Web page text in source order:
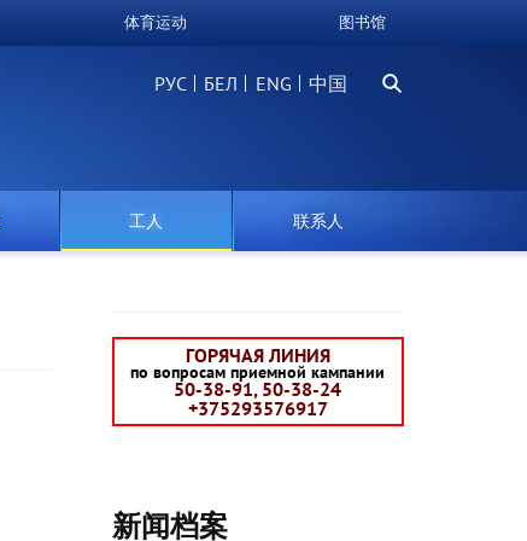
体育运动 图书馆
РУС БЕЛ 中国
搜
工人 联系人
ГОРЯЧАЯ ЛИНИЯ
по вопросам приемной кампании
50-38-91, 50-38-24
+375293576917
新闻档案